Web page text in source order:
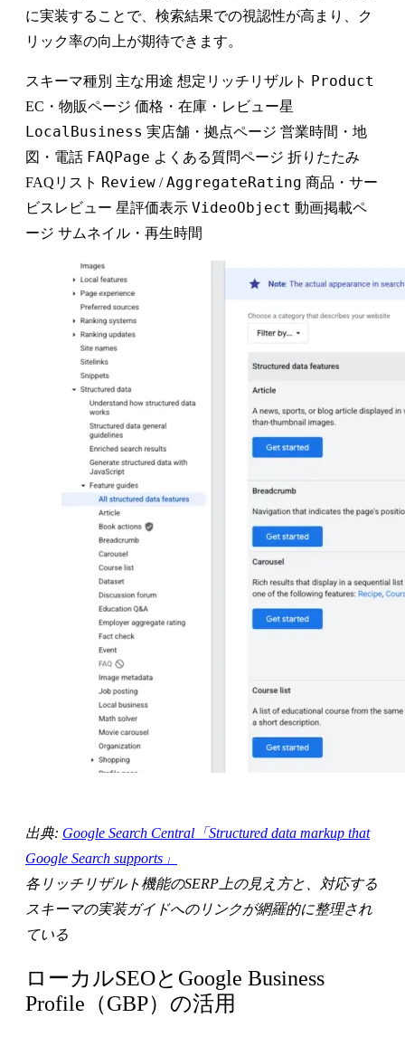
に実装することで、検索結果での視認性が高まり、ク
リック率の向上が期待できます。
スキーマ種別 主な用途 想定リッチリザルト Product
EC・物販ページ 価格・在庫・レビュー星
LocalBusiness 実店舗・拠点ページ 営業時間・地
図・電話 FAQPage よくある質問ページ 折りたたみ
FAQリスト Review /AggregateRating 商品・サー
ビスレビュー 星評価表示 VideoObject 動画掲載ペ
ージ サムネイル・再生時間
出典: Google Search Central「Structured data markup that
Google Search supports」
各リッチリザルト機能のSERP上の見え方と、対応する
スキーマの実装ガイドへのリンクが網羅的に整理され
ている
ローカルSEOとGoogle Business
Profile（GBP）の活用